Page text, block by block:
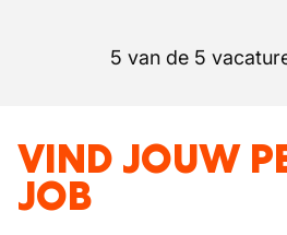
5 van de 5
VIND JOUW
JOB